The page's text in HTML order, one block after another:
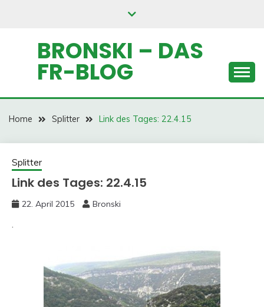
BRONSKI – DAS
FR-BLOG
Home Splitter Link des Tages: 22.4.15
Splitter
Link des Tages: 22.4.15
22. April 2015 Bronski
.